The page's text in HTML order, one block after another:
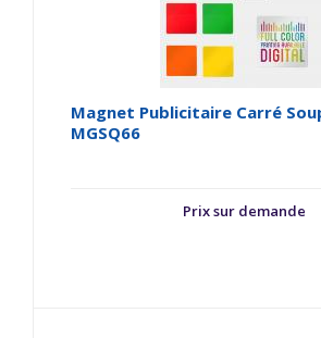
Magnet Publicitaire Carré
MGSQ66
Prix sur demande